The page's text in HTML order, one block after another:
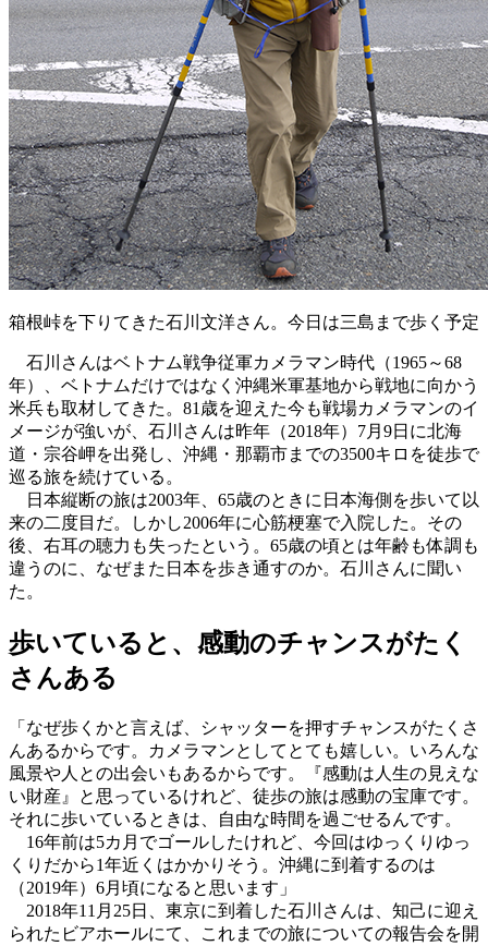
箱根峠を下りてきた石川文洋さん。今日は三島まで歩く予定
石川さんはベトナム戦争従軍カメラマン時代（1965～68
年）、ベトナムだけではなく沖縄米軍基地から戦地に向かう
米兵も取材してきた。81歳を迎えた今も戦場カメラマンのイ
メージが強いが、石川さんは昨年（2018年）7月9日に北海
道・宗谷岬を出発し、沖縄・那覇市までの3500キロを徒歩で
巡る旅を続けている。
日本縦断の旅は2003年、65歳のときに日本海側を歩いて以
来の二度目だ。しかし2006年に心筋梗塞で入院した。その
後、右耳の聴力も失ったという。65歳の頃とは年齢も体調も
違うのに、なぜまた日本を歩き通すのか。石川さんに聞い
た。
歩いていると、感動のチャンスがたく
さんある
「なぜ歩くかと言えば、シャッターを押すチャンスがたくさ
んあるからです。カメラマンとしてとても嬉しい。いろんな
風景や人との出会いもあるからです。『感動は人生の見えな
い財産』と思っているけれど、徒歩の旅は感動の宝庫です。
それに歩いているときは、自由な時間を過ごせるんです。
16年前は5カ月でゴールしたけれど、今回はゆっくりゆっ
くりだから1年近くはかかりそう。沖縄に到着するのは
（2019年）6月頃になると思います」
2018年11月25日、東京に到着した石川さんは、知己に迎え
られたビアホールにて、これまでの旅についての報告会を開